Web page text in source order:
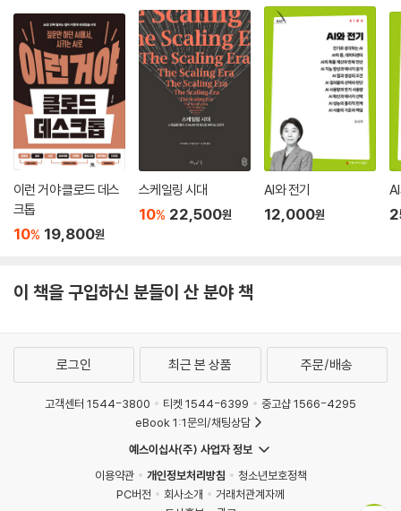
이런 거야 클로드 데스
크톱
10% 19,800원
스케일링 시대
10% 22,500원
AI와 전기
12,000원
이 책을 구입하신 분들이 산 분야 책
로그인 최근 본 상품 주문/배송
고객센터 1544-3800 티켓 1544-6399
중고샵 1566-4295
eBook 1:1문의/채팅상담
예스이십사(주) 사업자 정보
이용약관
개인정보처리방침
청소년보호정책
PC버전
회사소개
거래처관계자께